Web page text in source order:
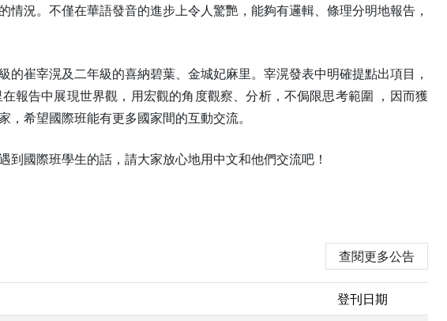
況。不僅在華語發音的進步上令人驚艷，能夠有邏輯、條理分明地報告，
崔宰滉及二年級的喜納碧葉、金城妃麻里。宰滉發表中明確提點出項目，
報告中展現世界觀，用宏觀的角度觀察、分析，不侷限思考範圍 ，因而獲
希望國際班能有更多國家間的互動交流。
國際班學生的話，請大家放心地用中文和他們交流吧！
查閱更多公告
登刊日期